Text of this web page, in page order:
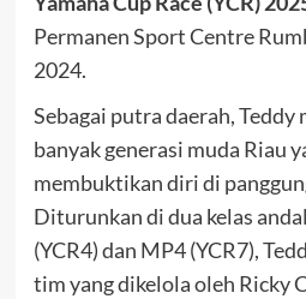
Permanen Sport Centre
2024.
Sebagai putra daerah,
banyak generasi muda Riau
membuktikan diri di
Diturunkan di dua kelas
(YCR4) dan MP4 (YCR7),
tim yang dikelola oleh Ricky